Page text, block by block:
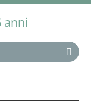
anni